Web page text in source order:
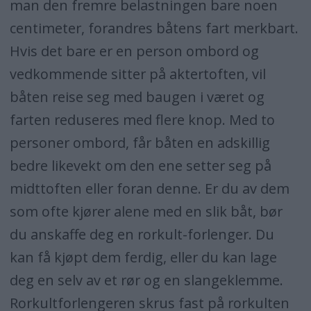
man den fremre belastningen bare noen
centimeter, forandres båtens fart merkbart.
Hvis det bare er en person ombord og
vedkommende sitter på aktertoften, vil
båten reise seg med baugen i været og
farten reduseres med flere knop. Med to
personer ombord, får båten en adskillig
bedre likevekt om den ene setter seg på
midttoften eller foran denne. Er du av dem
som ofte kjører alene med en slik båt, bør
du anskaffe deg en rorkult-forlenger. Du
kan få kjøpt dem ferdig, eller du kan lage
deg en selv av et rør og en slangeklemme.
Rorkultforlengeren skrus fast på rorkulten